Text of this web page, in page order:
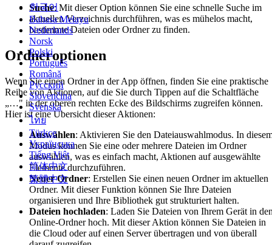
한국어
Bahasa Melayu
Nederlands
Norsk
Polski
Português
Română
Русский
Slovenčina
Svenska
ไทย
Türkçe
Українська
Tiếng Việt
简体中文
繁體中文
Suche: Mit dieser Option können Sie eine schnelle Suche im
aktuellen Verzeichnis durchführen, was es mühelos macht,
bestimmte Dateien oder Ordner zu finden.
Ordneroptionen
Wenn Sie einen Ordner in der App öffnen, finden Sie eine praktische
Reihe von Aktionen, auf die Sie durch Tippen auf die Schaltfläche
„…" in der oberen rechten Ecke des Bildschirms zugreifen können.
Hier ist eine Übersicht dieser Aktionen:
Auswählen: Aktivieren Sie den Dateiauswahlmodus. In
Modus können Sie eine oder mehrere Dateien im Ordner
auswählen, was es einfach macht, Aktionen auf ausgewählte
Elemente durchzuführen.
Neuer Ordner: Erstellen Sie einen neuen Ordner im aktuellen
Ordner. Mit dieser Funktion können Sie Ihre Dateien
organisieren und Ihre Bibliothek gut strukturiert halten.
Dateien hochladen: Laden Sie Dateien von Ihrem Gerät in
Online-Ordner hoch. Mit dieser Aktion können Sie Dateien in
die Cloud oder auf einen Server übertragen und von überall